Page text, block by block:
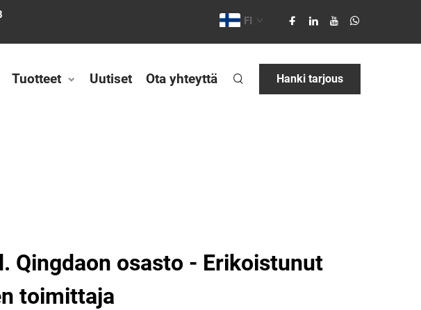
FI
Tuotteet Uutiset Ota yhteyttä Hanki tarjous
Qingdaon osasto - Erikoistunut
toimittaja